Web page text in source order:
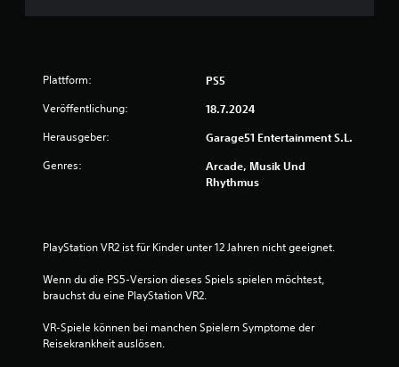
Plattform: PS5
Veröffentlichung: 18.7.2024
Herausgeber: Garage51 Entertainment S.L.
Genres:
Arcade, Musik Und
Rhythmus
PlayStation VR2 ist für Kinder unter 12 Jahren nicht geeignet.
Wenn du die PS5-Version dieses Spiels spielen möchtest,
brauchst du eine PlayStation VR2.
VR-Spiele können bei manchen Spielern Symptome der
Reisekrankheit auslösen.